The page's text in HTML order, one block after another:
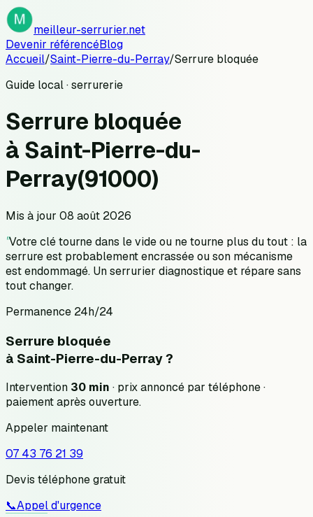
meilleur-serrurier.net
Devenir référencéBlog
Accueil/Saint-Pierre-du-Perray/Serrure bloquée
Guide local · serrurerie
Serrure bloquée
à Saint-Pierre-du-
Perray(91000)
Mis à jour 08 août 2026
"Votre clé tourne dans le vide ou ne tourne plus du tout : la
serrure est probablement encrassée ou son mécanisme
est endommagé. Un serrurier diagnostique et répare sans
tout changer.
Permanence 24h/24
Serrure bloquée
à Saint-Pierre-du-Perray?
Intervention 30 min · prix annoncé par téléphone·
paiement après ouverture.
Appeler maintenant
07 43 76 21 39
Devis téléphone gratuit
📞Appel d'urgence